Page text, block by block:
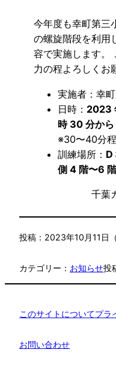
今年度も幸町第三
の螺旋階段を利用
容で実施します。
力の程よろしくお
実施者：幸
日時： 2023
時 30 分から
※30〜40分
訓練場所： D
側 4 階〜6
千葉
投稿： 2023年10月11日（
カテゴリー： お知らせ投
このサイトについてプラ
お問い合わせ